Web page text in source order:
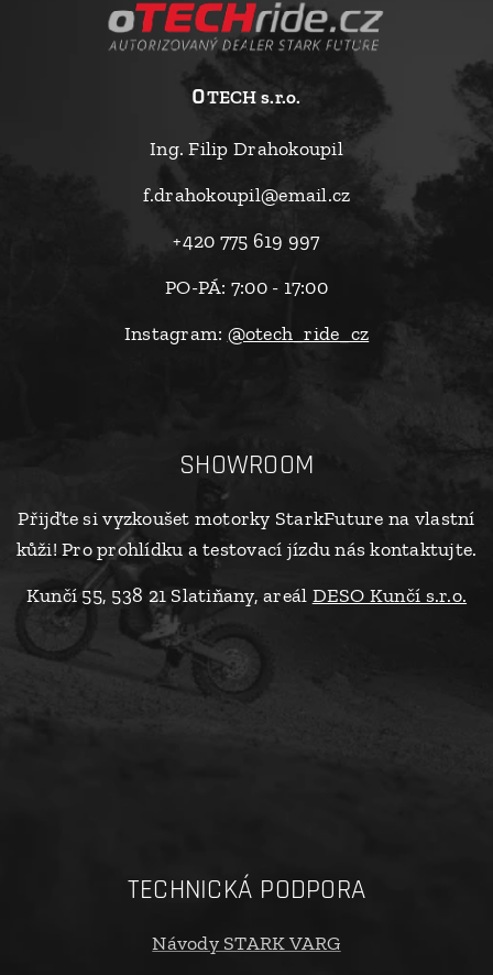
oTECH s.r.o.
Ing. Filip Drahokoupil
f.drahokoupil@email.cz
+420 775 619 997
PO-PÁ: 7:00 - 17:00
Instagram: @otech_ride_cz
SHOWROOM
Přijďte si vyzkoušet motorky StarkFuture na vlastní
kůži! Pro prohlídku a testovací jízdu nás kontaktujte.
Kunčí 55, 538 21 Slatiňany, areál DESO Kunčí s.r.o.
TECHNICKÁ PODPORA
Návody STARK VARG